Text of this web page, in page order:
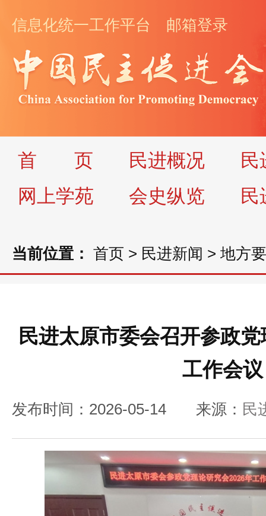
信息化统一工作平台 邮箱登录
首 页 民进概况
民
网上学苑
会史纵览 民
当前位置： 首页 > 民进新闻 > 地方
民进太原市委会召开参政
工作会议
发布时间：2026-05-14 来源： 民